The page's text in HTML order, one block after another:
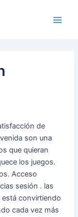
de
son una
que quieran
los juegos.
Acceso
sesión . las
está convirtiendo
cada vez más